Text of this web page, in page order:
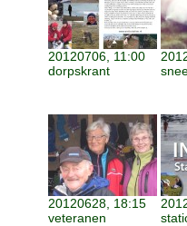
20120706, 11:00
dorpskrant
20120628, 18:15
veteranen